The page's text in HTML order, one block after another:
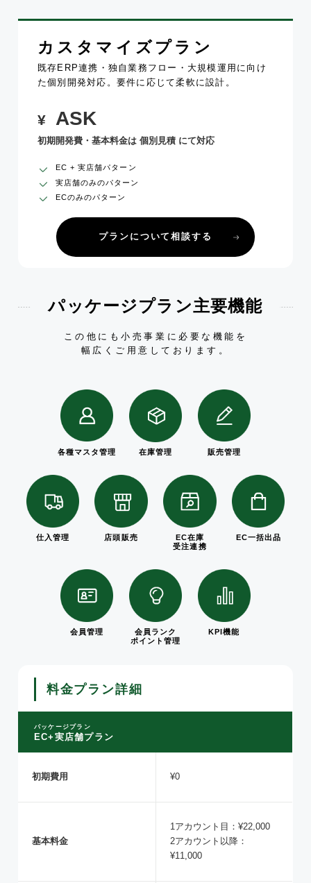
カスタマイズプラン
既存ERP連携・独自業務フロー・大規模運用に向け
た個別開発対応。要件に応じて柔軟に設計。
¥ ASK
初期開発費・基本料金は 個別見積 にて対応
EC + 実店舗パターン
実店舗のみのパターン
ECのみのパターン
プランについて相談する
パッケージプラン主要機能
この他にも小売事業に必要な機能を
幅広くご用意しております。
各種マスタ管理 在庫管理 販売管理
仕入管理 店頭販売
EC在庫
受注連携
EC一括出品
会員管理
会員ランク
ポイント管理
KPI機能
料金プラン詳細
パッケージプラン
EC+実店舗プラン
初期費用 ¥0
基本料金
1アカウント目：¥22,000
2アカウント以降：
¥11,000